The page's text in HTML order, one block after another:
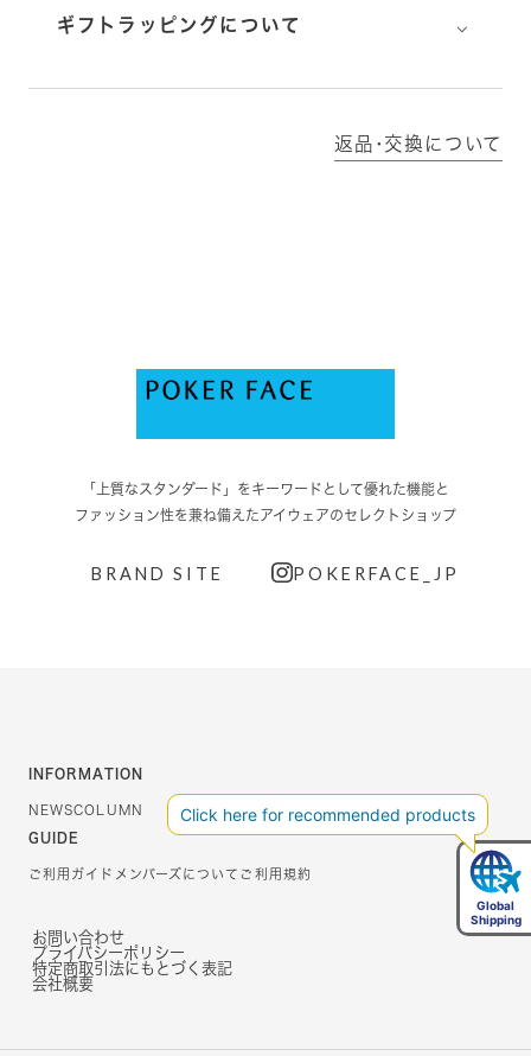
ギフトラッピングについて ⌵
返品･交換について
「上質なスタンダード」をキーワードとして優れた機能と
ファッション性を兼ね備えたアイウェアのセレクトショップ
BRAND SITE POKERFACE_JP
INFORMATION
NEWSCOLUMN
GUIDE
ご利用ガイド メンバーズについて ご利用規約
お問い合わせ
プライバシーポリシー
特定商取引法にもとづく表記
会社概要